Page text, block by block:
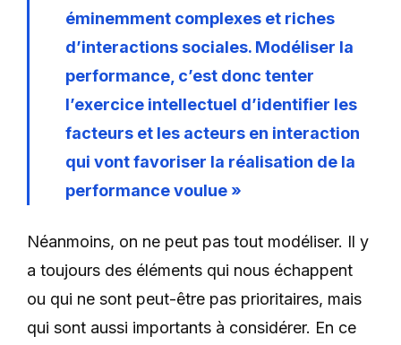
éminemment complexes et riches
d’interactions sociales. Modéliser la
performance, c’est donc tenter
l’exercice intellectuel d’identifier les
facteurs et les acteurs en interaction
qui vont favoriser la réalisation de la
performance voulue »
Néanmoins, on ne peut pas tout modéliser. Il y
a toujours des éléments qui nous échappent
ou qui ne sont peut-être pas prioritaires, mais
qui sont aussi importants à considérer. En ce